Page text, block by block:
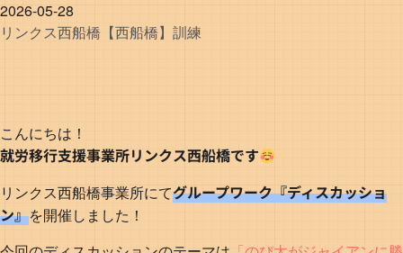
2026-05-28
リンクス西船橋 【西船橋】訓練
こんにちは！
就労移行支援事業所リンクス西船橋です
リンクス西船橋事業所にてグループワーク『ディスカッショ
ン』を開催しました！